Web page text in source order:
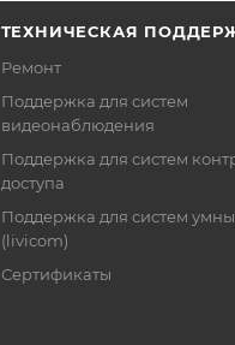
ТЕХНИЧЕСКАЯ
Ремонт
Поддержка для систем
видеонаблюдения
Поддержка для систем
доступа
Поддержка для систем
(livicom)
Сертификаты